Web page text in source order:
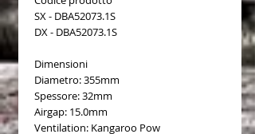
SX - DBA52073.1S
DX - DBA52073.1S
Dimensioni
Diametro: 355mm
Spessore: 32mm
Airgap: 15.0mm
Ventilation: Kangaroo Pow